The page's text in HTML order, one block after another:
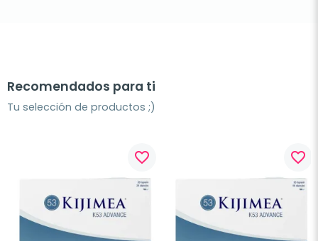
Recomendados para ti
Tu selección de productos ;)
favorite_border favorite_border